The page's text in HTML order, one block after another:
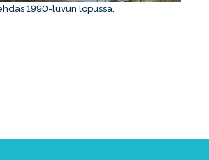
1990-luvun lopussa.